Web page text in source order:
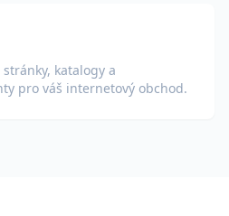
katalogy a
pro váš internetový obchod.